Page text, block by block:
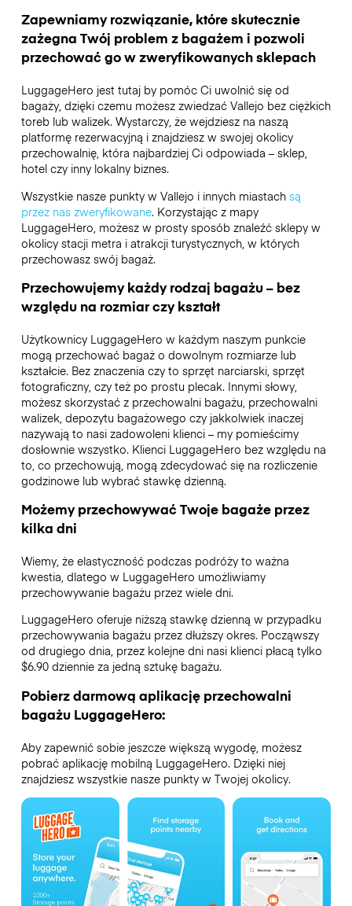
Zapewniamy rozwiązanie, które skutecznie
zażegna Twój problem z bagażem i pozwoli
przechować go w zweryfikowanych sklepach
LuggageHero jest tutaj by pomóc Ci uwolnić się od
bagaży, dzięki czemu możesz zwiedzać Vallejo bez ciężkich
toreb lub walizek. Wystarczy, że wejdziesz na naszą
platformę rezerwacyjną i znajdziesz w swojej okolicy
przechowalnię, która najbardziej Ci odpowiada – sklep,
hotel czy inny lokalny biznes.
Wszystkie nasze punkty w Vallejo i innych miastach są
przez nas zweryfikowane. Korzystając z mapy
LuggageHero, możesz w prosty sposób znaleźć sklepy w
okolicy stacji metra i atrakcji turystycznych, w których
przechowasz swój bagaż.
Przechowujemy każdy rodzaj bagażu – bez
względu na rozmiar czy kształt
Użytkownicy LuggageHero w każdym naszym punkcie
mogą przechować bagaż o dowolnym rozmiarze lub
kształcie. Bez znaczenia czy to sprzęt narciarski, sprzęt
fotograficzny, czy też po prostu plecak. Innymi słowy,
możesz skorzystać z przechowalni bagażu, przechowalni
walizek, depozytu bagażowego czy jakkolwiek inaczej
nazywają to nasi zadowoleni klienci – my pomieścimy
dosłownie wszystko. Klienci LuggageHero bez względu na
to, co przechowują, mogą zdecydować się na rozliczenie
godzinowe lub wybrać stawkę dzienną.
Możemy przechowywać Twoje bagaże przez
kilka dni
Wiemy, że elastyczność podczas podróży to ważna
kwestia, dlatego w LuggageHero umożliwiamy
przechowywanie bagażu przez wiele dni.
LuggageHero oferuje niższą stawkę dzienną w przypadku
przechowywania bagażu przez dłuższy okres. Począwszy
od drugiego dnia, przez kolejne dni nasi klienci płacą tylko
$6.90 dziennie za jedną sztukę bagażu.
Pobierz darmową aplikację przechowalni
bagażu LuggageHero:
Aby zapewnić sobie jeszcze większą wygodę, możesz
pobrać aplikację mobilną LuggageHero. Dzięki niej
znajdziesz wszystkie nasze punkty w Twojej okolicy.